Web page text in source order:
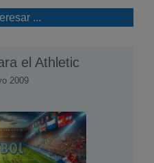
...
el Athletic
2009